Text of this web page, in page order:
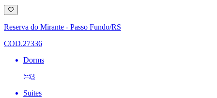
Adicionar
à
lista
de
Reserva do Mirante - Passo Fundo/RS
COD.27336
Dorms
3
Suites